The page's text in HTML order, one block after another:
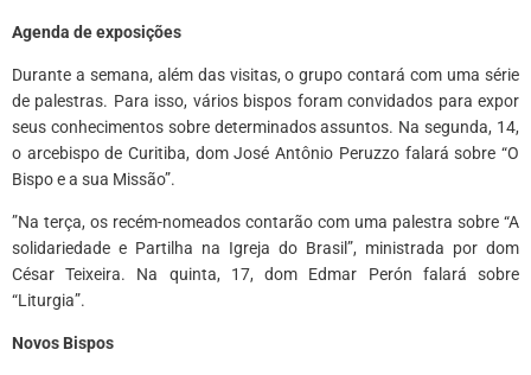
Agenda de exposições
Durante a semana, além das visitas, o grupo contará com uma série
de palestras. Para isso, vários bispos foram convidados para expor
seus conhecimentos sobre determinados assuntos. Na segunda, 14,
o arcebispo de Curitiba, dom José Antônio Peruzzo falará sobre “O
Bispo e a sua Missão”.
”Na terça, os recém-nomeados contarão com uma palestra sobre “A
solidariedade e Partilha na Igreja do Brasil”, ministrada por dom
César Teixeira. Na quinta, 17, dom Edmar Perón falará sobre
“Liturgia”.
Novos Bispos